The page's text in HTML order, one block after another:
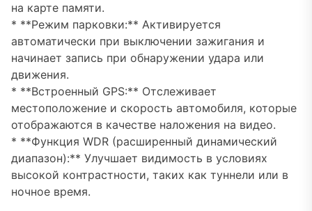
на карте памяти.
* **Режим парковки:** Активируется
автоматически при выключении зажигания и
начинает запись при обнаружении удара или
движения.
* **Встроенный GPS:** Отслеживает
местоположение и скорость автомобиля, которые
отображаются в качестве наложения на видео.
* **Функция WDR (расширенный динамический
диапазон):** Улучшает видимость в условиях
высокой контрастности, таких как туннели или в
ночное время.